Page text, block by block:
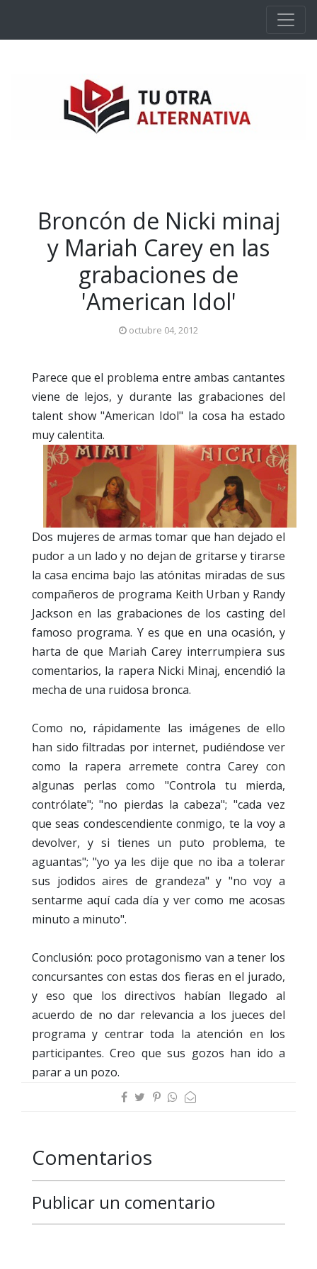
Broncón de Nicki minaj
y Mariah Carey en las
grabaciones de
'American Idol'
octubre 04, 2012
Parece que el problema entre ambas cantantes
viene de lejos, y durante las grabaciones del
talent show "American Idol" la cosa ha estado
muy calentita.
Dos mujeres de armas tomar que han dejado el
pudor a un lado y no dejan de gritarse y tirarse
la casa encima bajo las atónitas miradas de sus
compañeros de programa Keith Urban y Randy
Jackson en las grabaciones de los casting del
famoso programa. Y es que en una ocasión, y
harta de que Mariah Carey interrumpiera sus
comentarios, la rapera Nicki Minaj, encendió la
mecha de una ruidosa bronca.
Como no, rápidamente las imágenes de ello
han sido filtradas por internet, pudiéndose ver
como la rapera arremete contra Carey con
algunas perlas como "Controla tu mierda,
contrólate"; "no pierdas la cabeza"; "cada vez
que seas condescendiente conmigo, te la voy a
devolver, y si tienes un puto problema, te
aguantas"; "yo ya les dije que no iba a tolerar
sus jodidos aires de grandeza" y "no voy a
sentarme aquí cada día y ver como me acosas
minuto a minuto".
Conclusión: poco protagonismo van a tener los
concursantes con estas dos fieras en el jurado,
y eso que los directivos habían llegado al
acuerdo de no dar relevancia a los jueces del
programa y centrar toda la atención en los
participantes. Creo que sus gozos han ido a
parar a un pozo.
Comentarios
Publicar un comentario